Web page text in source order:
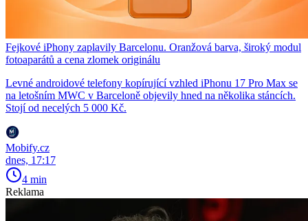
Fejkové iPhony zaplavily Barcelonu. Oranžová barva, široký modul
fotoaparátů a cena zlomek originálu
Levné androidové telefony kopírující vzhled iPhonu 17 Pro Max se
na letošním MWC v Barceloně objevily hned na několika stáncích.
Stojí od necelých 5 000 Kč.
Mobify.cz
dnes, 17:17
4 min
Reklama